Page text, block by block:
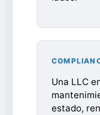
Una LLC
estado,